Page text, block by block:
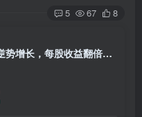
5 67 8
「上海电影」上海电影601595：逆势增长，每股收益翻倍，你还在等什么？